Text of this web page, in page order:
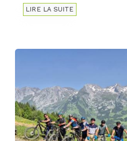
LIRE LA SUITE